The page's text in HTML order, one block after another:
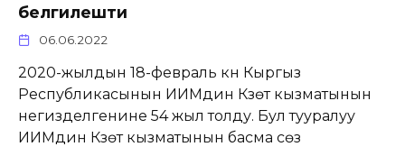
белгилешти
06.06.2022
2020-жылдын 18-февраль күнү Кыргыз
Республикасынын ИИМдин Күзөт кызматынын
негизделгенине 54 жыл толду. Бул тууралуу
ИИМдин Күзөт кызматынын басма сөз